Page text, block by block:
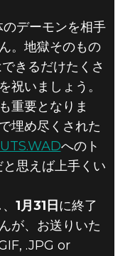
ーモ
のデーモンを相手
。地獄そのもの
きるだけたくさ
祝いましょう。
重要となりま
埋め尽くされた
へのト
と思えば上手くい
1月31日 に終了
が、お送りいた
.JPG or